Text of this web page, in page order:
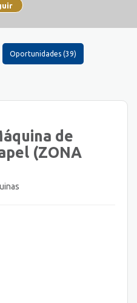
Oportunidades (39)
de
(ZONA